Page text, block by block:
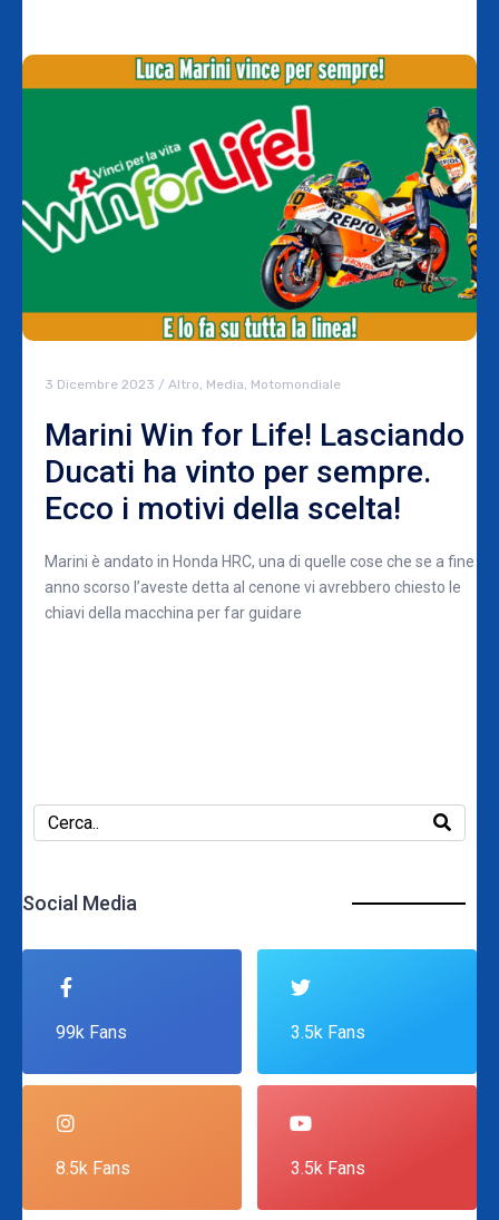
3 Dicembre 2023 / Altro Media Motomondiale
Marini Win for Life! Lasciando
Ducati ha vinto per sempre.
Ecco i motivi della scelta!
Marini è andato in Honda HRC, una di quelle cose che se a fine
anno scorso l’aveste detta al cenone vi avrebbero chiesto le
chiavi della macchina per far guidare
Social Media
99k Fans 3.5k Fans
8.5k Fans 3.5k Fans